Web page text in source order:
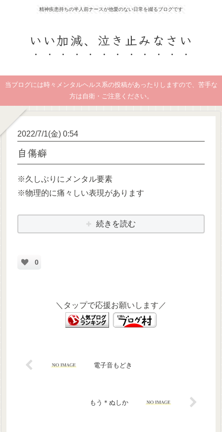
精神疾患持ちの半人前ナースが他愛のない日常を綴るブログです
いい加減、泣き止みなさい
当ブログには時々メンタルヘルス系の投稿があったりしますので、苦手な
方は自衛・ご注意ください。
2022/7/1(金) 0:54
自傷癖
※久しぶりにメンタル要素
※物理的に痛々しい表現があります
続きを読む
0
＼タップで応援お願いします／
電子音もどき
もう＊ぬしか